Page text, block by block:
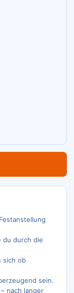
du durch die
sich ob
sein.
nach langer